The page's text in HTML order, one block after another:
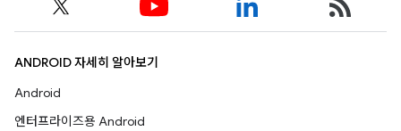
ANDROID 자세히 알아보기
Android
엔터프라이즈용 Android